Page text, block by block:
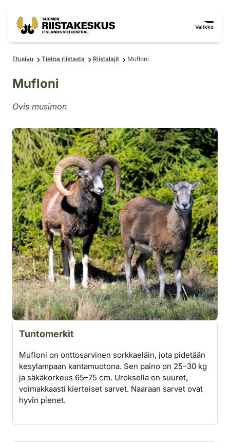
Valikko
Etusivu Tietoa riistasta Riistalajit Mufloni
Mufloni
Ovis musimon
Tuntomerkit
Mufloni on onttosarvinen sorkkaeläin, jota pidetään
kesylampaan kantamuotona. Sen paino on 25–30 kg
ja säkäkorkeus 65–75 cm. Uroksella on suuret,
voimakkaasti kierteiset sarvet. Naaraan sarvet ovat
hyvin pienet.